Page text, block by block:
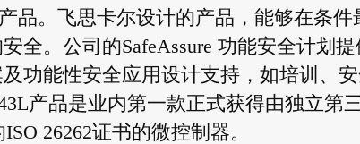
品。飞思卡尔设计的产品，能够在条
全。公司的SafeAssure 功能安全计划
功能性安全应用设计支持，如培训、
产品是业内第一款正式获得由独立第
26262证书的微控制器。